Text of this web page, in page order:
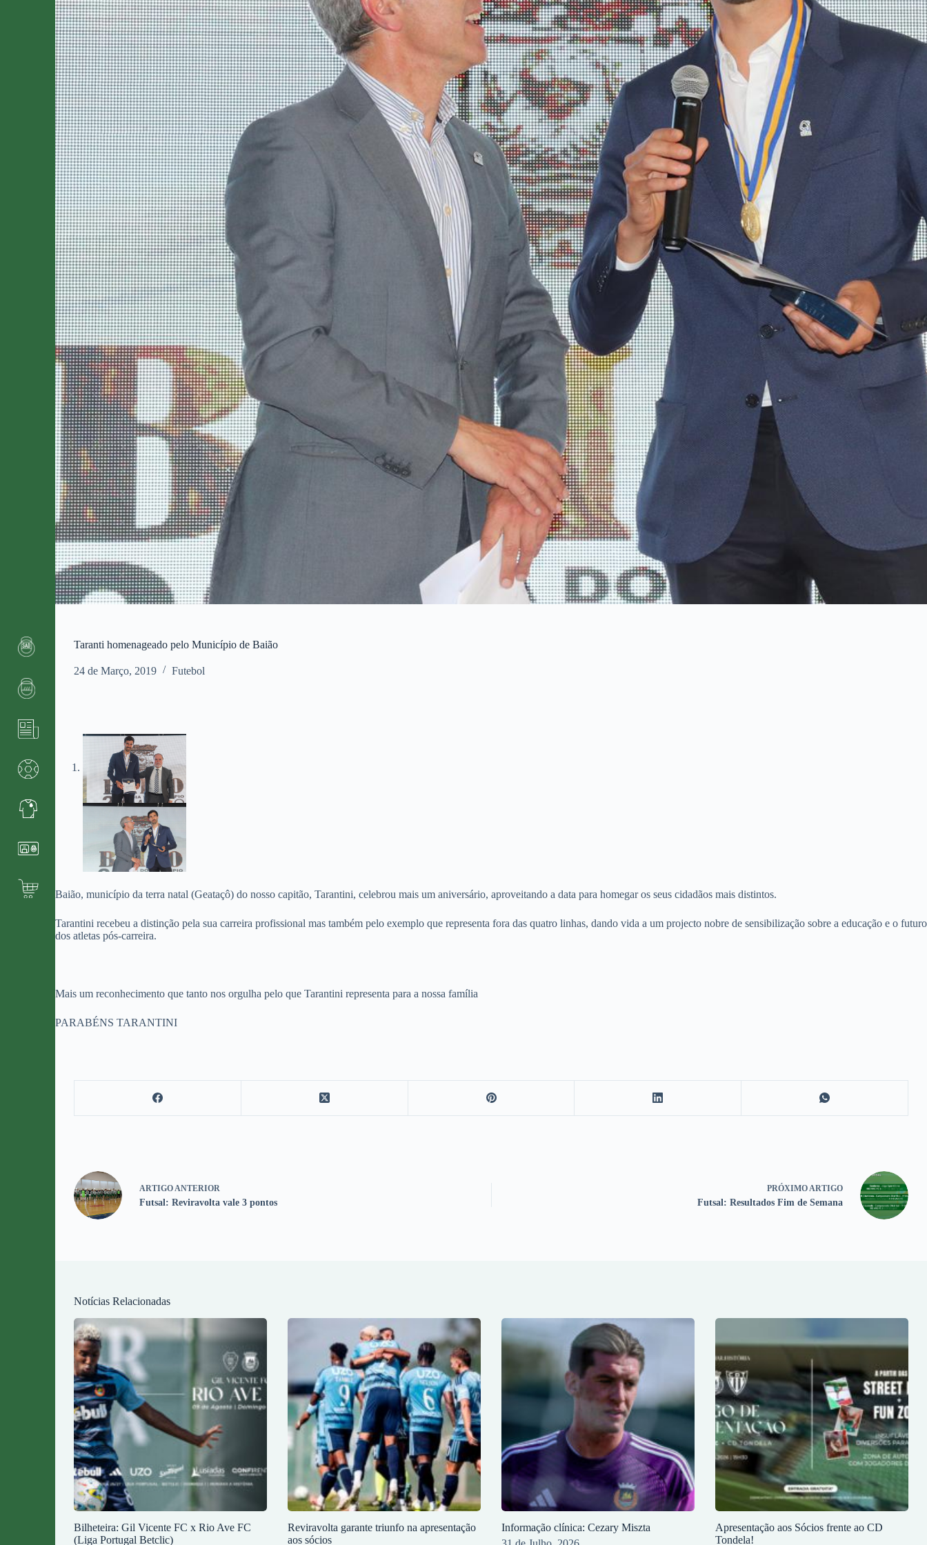
Taranti homenageado pelo Município de Baião
24 de Março, 2019 Futebol
Baião, município da terra natal (Geataçô) do nosso capitão, Tarantini, celebrou mais um aniversário, aproveitando a data para homegar os seus cidadãos mais distintos.
Tarantini recebeu a distinção pela sua carreira profissional mas também pelo exemplo que representa fora das quatro linhas, dando vida a um projecto nobre de sensibilização sobre a educação e o futuro
dos atletas pós-carreira.
Mais um reconhecimento que tanto nos orgulha pelo que Tarantini representa para a nossa família
PARABÉNS TARANTINI
ARTIGOANTERIOR
Futsal: Reviravolta vale 3 pontos
PRÓXIMOARTIGO
Futsal: Resultados Fim de Semana
Notícias Relacionadas
Bilheteira: Gil Vicente FC x Rio Ave FC
(Liga Portugal Betclic)
Reviravolta garante triunfo na apresentação
aos sócios
Informação clínica: Cezary Miszta
Apresentação aos Sócios frente ao CD
Tondela!